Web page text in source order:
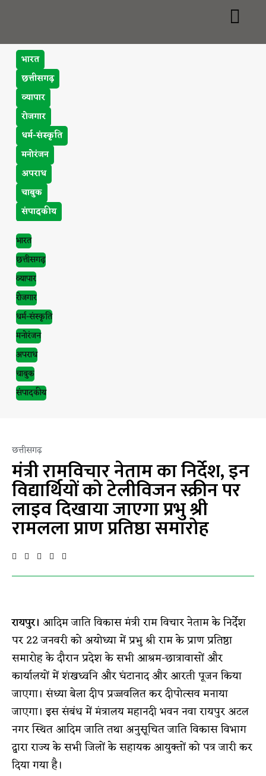
भारत
छत्तीसगढ़
व्यापार
रोजगार
धर्म-संस्कृति
मनोरंजन
अपराध
चाबुक
संपादकीय
भारत
छत्तीसगढ़
व्यापार
रोजगार
धर्म-संस्कृति
मनोरंजन
अपराध
चाबुक
संपादकीय
छत्तीसगढ़
मंत्री रामविचार नेताम का निर्देश, इन
विद्यार्थियों को टेलीविजन स्क्रीन पर
लाइव दिखाया जाएगा प्रभु श्री
रामलला प्राण प्रतिष्ठा समारोह
रायपुर। आदिम जाति विकास मंत्री राम विचार नेताम के निर्देश
पर 22 जनवरी को अयोध्या में प्रभु श्री राम के प्राण प्रतिष्ठा
समारोह के दौरान प्रदेश के सभी आश्रम-छात्रावासों और
कार्यालयों में शंखध्वनि और घंटानाद और आरती पूजन किया
जाएगा। संध्या बेला दीप प्रज्जवलित कर दीपोत्सव मनाया
जाएगा। इस संबंध में मंत्रालय महानदी भवन नवा रायपुर अटल
नगर स्थित आदिम जाति तथा अनुसूचित जाति विकास विभाग
द्वारा राज्य के सभी जिलों के सहायक आयुक्तों को पत्र जारी कर
दिया गया है।